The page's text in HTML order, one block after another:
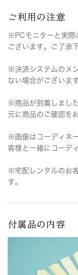
ご利用の注意
※PCモニターと実際
ございます。ご了承
※決済システムのメ
ない場合がございます
※商品が到着しまし
元に商品のご確認を
※画像はコーディネ
客様と一緒にコーデ
※宅配レンタルのお
す。
付属品の内容